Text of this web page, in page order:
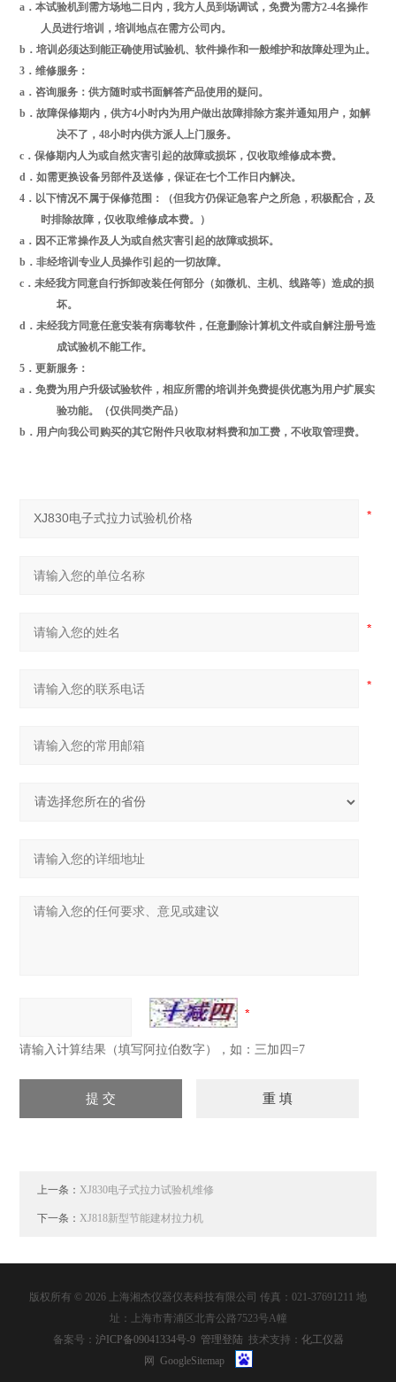
a ．本试验机到需方场地二日内，我方人员到场调试，免费为需方2-4名操作
人员进行培训，培训地点在需方公司内。
b ．培训必须达到能正确使用试验机、软件操作和一般维护和故障处理为止。
3 ．维修服务：
a ．咨询服务：供方随时或书面解答产品使用的疑问。
b ．故障保修期内，供方4小时内为用户做出故障排除方案并通知用户，如解
决不了，48小时内供方派人上门服务。
c ．保修期内人为或自然灾害引起的故障或损坏，仅收取维修成本费。
d ．如需更换设备另部件及送修，保证在七个工作日内解决。
4 ．以下情况不属于保修范围：（但我方仍保证急客户之所急，积极配合，及
时排除故障，仅收取维修成本费。）
a ．因不正常操作及人为或自然灾害引起的故障或损坏。
b ．非经培训专业人员操作引起的一切故障。
c ．未经我方同意自行拆卸改装任何部分（如微机、主机、线路等）造成的损
坏。
d ．未经我方同意任意安装有病毒软件，任意删除计算机文件或自解注册号造
成试验机不能工作。
5 ．更新服务：
a ．免费为用户升级试验软件，相应所需的培训并免费提供优惠为用户扩展实
验功能。（仅供同类产品）
b ．用户向我公司购买的其它附件只收取材料费和加工费，不收取管理费。
请输入计算结果（填写阿拉伯数字），如：三加四=7
上一条：XJ830电子式拉力试验机维修
下一条：XJ818新型节能建材拉力机
版权所有 © 2026 上海湘杰仪器仪表科技有限公司 传真：021-37691211 地
址：上海市青浦区北青公路7523号A幢
备案号： 沪ICP备09041334号-9 管理登陆 技术支持： 化工仪器
网 GoogleSitemap